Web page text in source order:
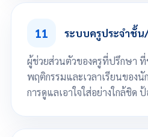
อ
ออก
ออกรายงานผลการเ
ออกรายงานข้อมูลสถิติ เช่น รายงานผลคะแ
เลื่อนลงเพื่อดูทั้
11 ระบบครูประจำชั้
ผู้ช่วยส่วนตัวของครูที่ปรึกษา
พฤติกรรมและเวลาเรียนของนั
การดูแลเอาใจใส่อย่างใกล้ชิด
แสดงข้อมูลรายชื่อนักเรียน